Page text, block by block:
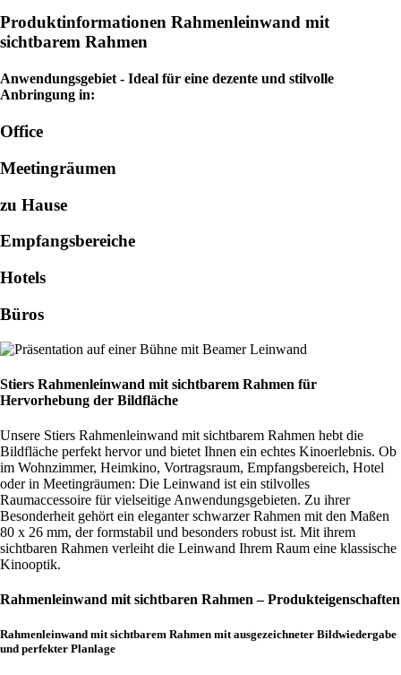
Produktinformationen Rahmenleinwand mit
sichtbarem Rahmen
Anwendungsgebiet - Ideal für eine dezente und stilvolle
Anbringung in:
Office
Meetingräumen
zu Hause
Empfangsbereiche
Hotels
Büros
Stiers Rahmenleinwand mit sichtbarem Rahmen für
Hervorhebung der Bildfläche
Unsere Stiers Rahmenleinwand mit sichtbarem Rahmen hebt die
Bildfläche perfekt hervor und bietet Ihnen ein echtes Kinoerlebnis. Ob
im Wohnzimmer, Heimkino, Vortragsraum, Empfangsbereich, Hotel
oder in Meetingräumen: Die Leinwand ist ein stilvolles
Raumaccessoire für vielseitige Anwendungsgebieten. Zu ihrer
Besonderheit gehört ein eleganter schwarzer Rahmen mit den Maßen
80 x 26 mm, der formstabil und besonders robust ist. Mit ihrem
sichtbaren Rahmen verleiht die Leinwand Ihrem Raum eine klassische
Kinooptik.
Rahmenleinwand mit sichtbaren Rahmen – Produkteigenschaften
Rahmenleinwand mit sichtbarem Rahmen mit ausgezeichneter Bildwiedergabe
und perfekter Planlage